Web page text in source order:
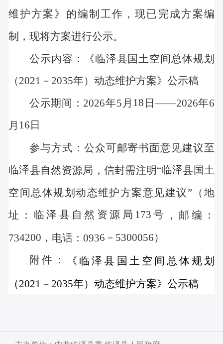
维护方案》的编制工作，现已完成方案编
制，现将方案进行公示。
公示内容：《临泽县国土空间总体规划
（2021－2035年）动态维护方案》公示稿
公示期间： 2026年5月 18 日——2026年6
月 16 日
参与方式：公众可邮寄书面意见建议至
临泽县自然资源局，信封需注明“临泽县国土
空间总体规划动态维护方案意见建议 ”（地
址： 临泽 县 自然资源局 173号 ，邮编：
734200 ， 电话：0936 － 5300056）
附件：
《 临泽县国土空间总体规划
（2021－2035年）动态维护方案》公示稿